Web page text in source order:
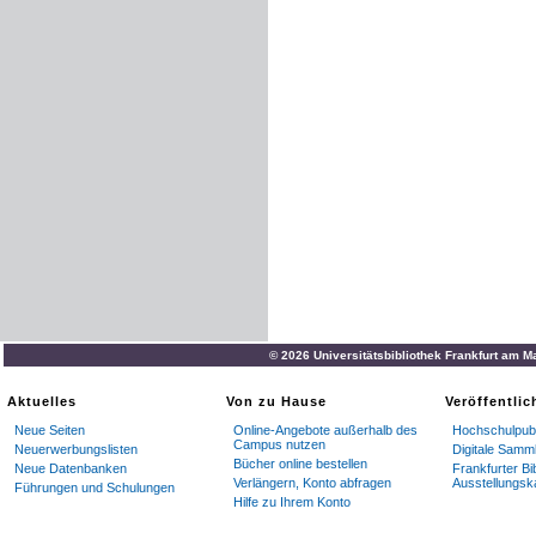
© 2026 Universitätsbibliothek Frankfurt am
Aktuelles
Neue Seiten
Neuerwerbungslisten
Neue Datenbanken
Führungen und Schulungen
Von zu Hause
Online-Angebote außerhalb des
Campus nutzen
Bücher online bestellen
Verlängern, Konto abfragen
Hilfe zu Ihrem Konto
Digitale
Frankfurter